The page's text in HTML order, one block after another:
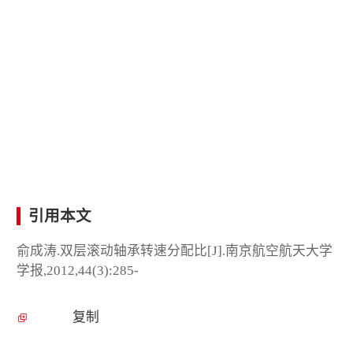
引用本文
俞成涛.双层滚动轴承转速分配比[J].南京航空航天大学
学报,2012,44(3):285-
复制